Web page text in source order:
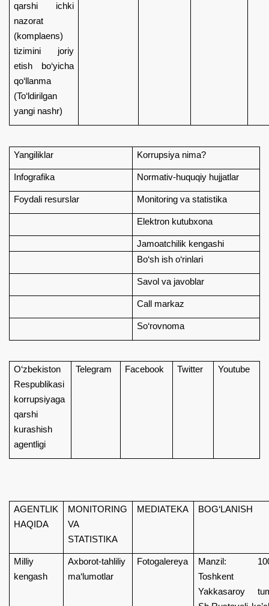
qarshi ichki
nazorat
(komplaens)
tizimini joriy
etish bo‘yicha
qo‘llanma
(To‘ldirilgan
yangi nashr)
Yangiliklar Korrupsiya nima?
Infografika Normativ-huquqiy hujjatlar
Foydali resurslar Monitoring va statistika
Elektron kutubxona
Jamoatchilik kengashi
Bo‘sh ish o‘rinlari
Savol va javoblar
Call markaz
So‘rovnoma
O‘zbekiston
Respublikasi
korrupsiyaga
qarshi
kurashish
agentligi
Telegram Facebook Twitter Youtube
AGENTLIK
HAQIDA
MONITORING
VA
STATISTIKA
MEDIATEKA BOG‘LANISH
Milliy
kengash
Axborot-tahliliy
ma‘lumotlar
Fotogalereya
Manzil:
Toshkent
Yakkasaroy